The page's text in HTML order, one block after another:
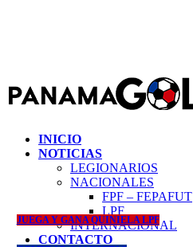
INICIO
NOTICIAS
LEGIONARIOS
NACIONALES
FPF – FEPAFUT
LPF
INTERNACIONAL
CONTACTO
JUEGA Y GANA QUINIELA LPF